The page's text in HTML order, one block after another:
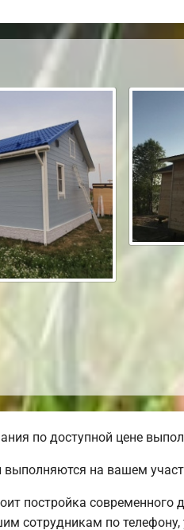
по доступной цене
выполняются на вашем
постройка
сотрудникам по